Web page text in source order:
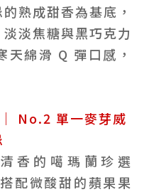
熟成甜香為基底，
淡焦糖與黑巧克力
天綿滑 Q 彈口感，
No.2 單一麥芽威
香的噶瑪蘭珍選
配微酸甜的蘋果果